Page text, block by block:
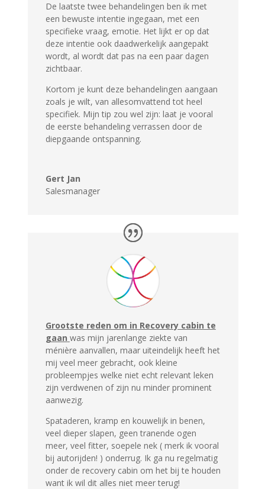
De laatste twee behandelingen ben ik met
een bewuste intentie ingegaan, met een
specifieke vraag, emotie. Het lijkt er op dat
deze intentie ook daadwerkelijk aangepakt
wordt, al wordt dat pas na een paar dagen
zichtbaar.
Kortom je kunt deze behandelingen aangaan
zoals je wilt, van allesomvattend tot heel
specifiek. Mijn tip zou wel zijn: laat je vooral
de eerste behandeling verrassen door de
diepgaande ontspanning.
Gert Jan
Salesmanager
Grootste reden om in Recovery cabin te
gaan was mijn jarenlange ziekte van
ménière aanvallen, maar uiteindelijk heeft het
mij veel meer gebracht, ook kleine
probleempjes welke niet echt relevant leken
zijn verdwenen of zijn nu minder prominent
aanwezig.
Spataderen, kramp en kouwelijk in benen,
veel dieper slapen, geen tranende ogen
meer, veel fitter, soepele nek ( merk ik vooral
bij autorijden! ) onderrug. Ik ga nu regelmatig
onder de recovery cabin om het bij te houden
want ik wil dit alles niet meer terug!